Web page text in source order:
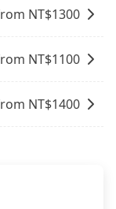
、
線上刷卡付款
，事後也不用
但有些較冷門
的窘境，所以
本土的AsiaYo
NT$1300
NT$1100
NT$1400